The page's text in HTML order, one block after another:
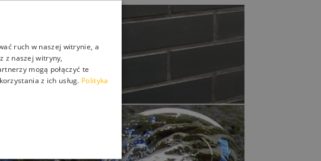
ruch w naszej witrynie, a
z naszej witryny,
mogą połączyć te
z ich usług. Polityka